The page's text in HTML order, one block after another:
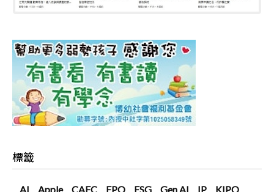
標籤
AI Apple CAFC EPO ESG Gen AI IP KIPO